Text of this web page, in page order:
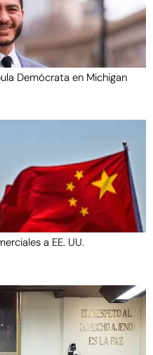
Demócrata en Michigan
a EE. UU.